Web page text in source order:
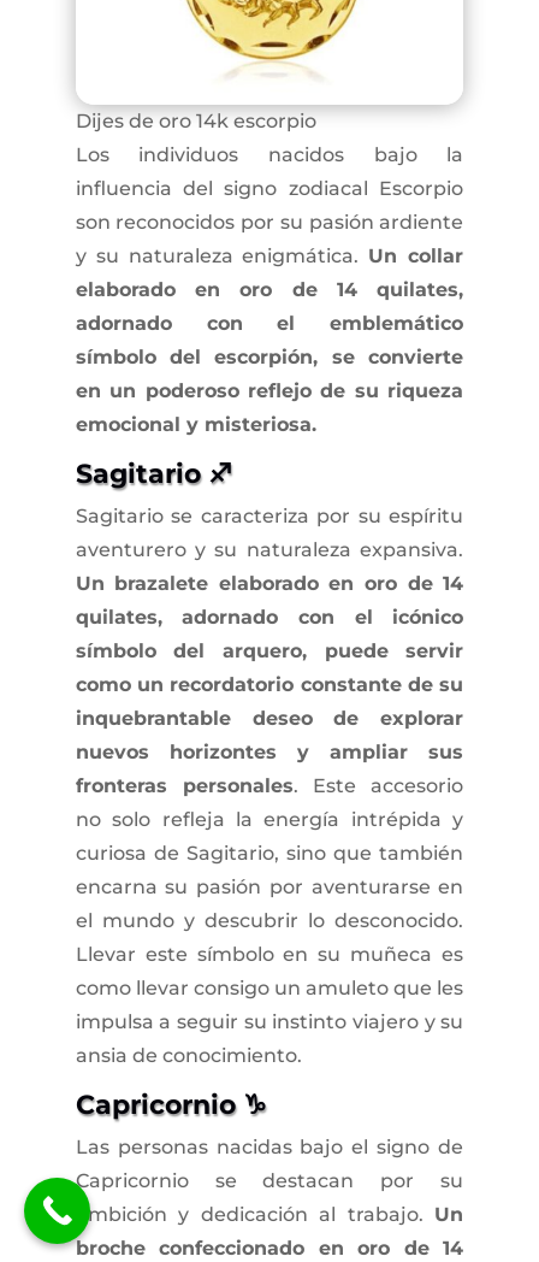
Dijes de oro 14k escorpio
Los individuos nacidos bajo la
influencia del signo zodiacal Escorpio
son reconocidos por su pasión ardiente
y su naturaleza enigmática. Un collar
elaborado en oro de 14 quilates,
adornado con el emblemático
símbolo del escorpión, se convierte
en un poderoso reflejo de su riqueza
emocional y misteriosa.
Sagitario ♐
Sagitario se caracteriza por su espíritu
aventurero y su naturaleza expansiva.
Un brazalete elaborado en oro de 14
quilates, adornado con el icónico
símbolo del arquero, puede servir
como un recordatorio constante de su
inquebrantable deseo de explorar
nuevos horizontes y ampliar sus
fronteras personales. Este accesorio
no solo refleja la energía intrépida y
curiosa de Sagitario, sino que también
encarna su pasión por aventurarse en
el mundo y descubrir lo desconocido.
Llevar este símbolo en su muñeca es
como llevar consigo un amuleto que les
impulsa a seguir su instinto viajero y su
ansia de conocimiento.
Capricornio ♑
Las personas nacidas bajo el signo de
Capricornio se destacan por su
ambición y dedicación al trabajo. Un
broche confeccionado en oro de 14